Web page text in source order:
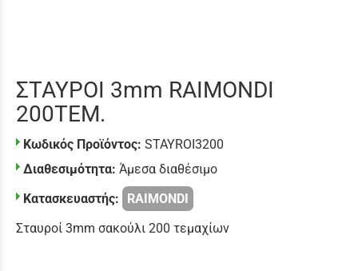
ΣΤΑΥΡΟΙ 3mm RAIMONDI
200ΤΕΜ.
Κωδικός Προϊόντος: STAYROI3200
Διαθεσιμότητα: Άμεσα διαθέσιμο
Κατασκευαστής:
RAIMONDI
Σταυροί 3mm σακούλι 200 τεμαχίων